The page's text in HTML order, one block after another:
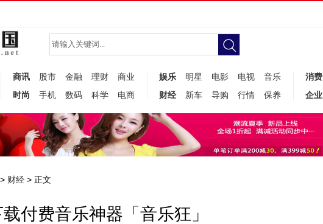
商讯 股市 金融 理财
商业
时尚
手机 数码 科学 电商
娱乐 明星 电影 电视
音乐
财经
新车 导购 行情 保养
消费
企业
> 财经 > 正文
付费音乐神器「音乐狂」